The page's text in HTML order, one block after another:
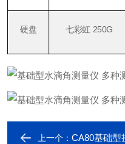
硬盘 七彩虹 250G
上一个： CA80基础型